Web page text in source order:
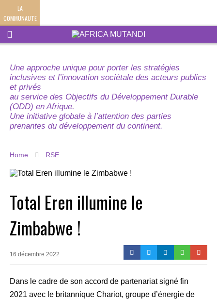
LA
COMMUNAUTE
Une approche unique pour porter les stratégies
inclusives et l’innovation sociétale des acteurs publics
et privés
au service des Objectifs du Développement Durable
(ODD) en Afrique.
Une initiative globale à l’attention des parties
prenantes du développement du continent.
Home RSE
Total Eren illumine le
Zimbabwe !
16 décembre 2022
Dans le cadre de son accord de partenariat signé fin
2021 avec le britannique Chariot, groupe d’énergie de